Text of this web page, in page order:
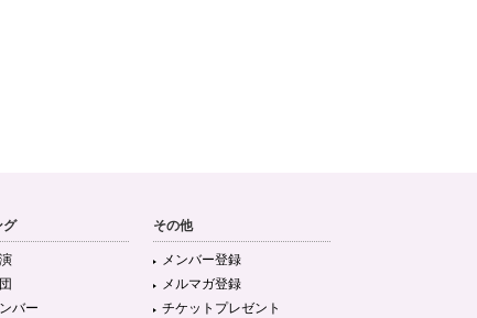
グ
バー
その他
メンバー登録
メルマガ登録
チケットプレゼント